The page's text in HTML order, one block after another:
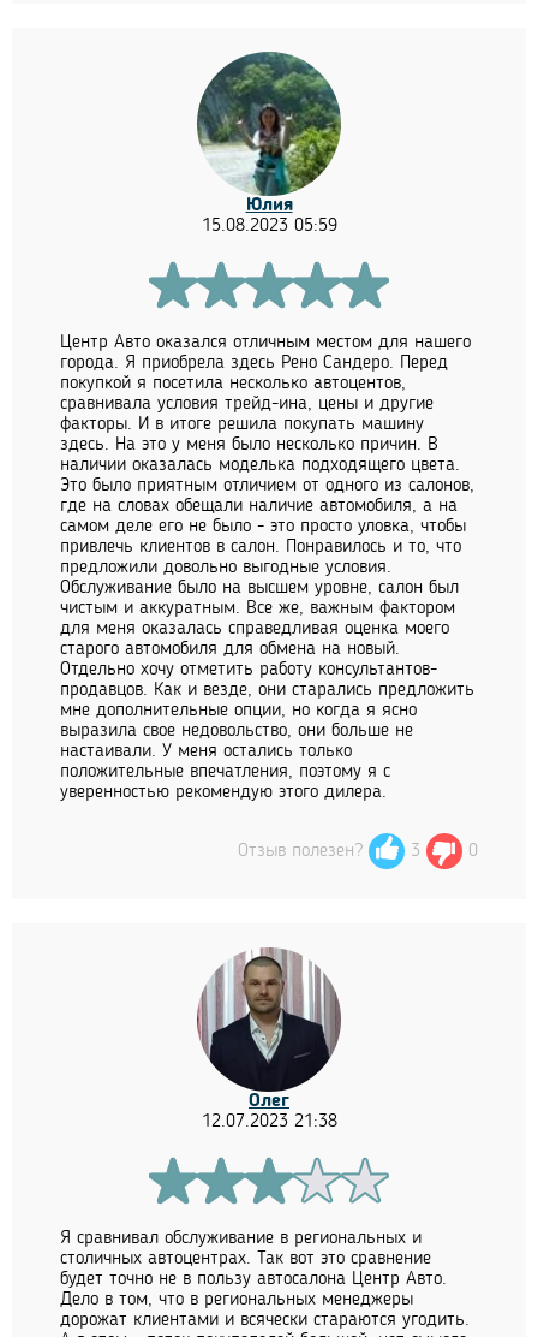
Юлия
15.08.2023 05:59
Центр Авто оказался отличным местом для нашего
города. Я приобрела здесь Рено Сандеро. Перед
покупкой я посетила несколько автоцентов,
сравнивала условия трейд-ина, цены и другие
факторы. И в итоге решила покупать машину
здесь. На это у меня было несколько причин. В
наличии оказалась моделька подходящего цвета.
Это было приятным отличием от одного из салонов,
где на словах обещали наличие автомобиля, а на
самом деле его не было - это просто уловка, чтобы
привлечь клиентов в салон. Понравилось и то, что
предложили довольно выгодные условия.
Обслуживание было на высшем уровне, салон был
чистым и аккуратным. Все же, важным фактором
для меня оказалась справедливая оценка моего
старого автомобиля для обмена на новый.
Отдельно хочу отметить работу консультантов-
продавцов. Как и везде, они старались предложить
мне дополнительные опции, но когда я ясно
выразила свое недовольство, они больше не
настаивали. У меня остались только
положительные впечатления, поэтому я с
уверенностью рекомендую этого дилера.
Отзыв полезен? 3 0
Олег
12.07.2023 21:38
Я сравнивал обслуживание в региональных и
столичных автоцентрах. Так вот это сравнение
будет точно не в пользу автосалона Центр Авто.
Дело в том, что в региональных менеджеры
дорожат клиентами и всячески стараются угодить.